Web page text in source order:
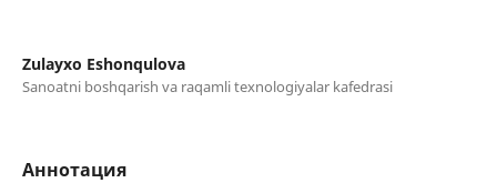
Zulayxo Eshonqulova
Sanoatni boshqarish va raqamli texnologiyalar kafedrasi
Аннотация